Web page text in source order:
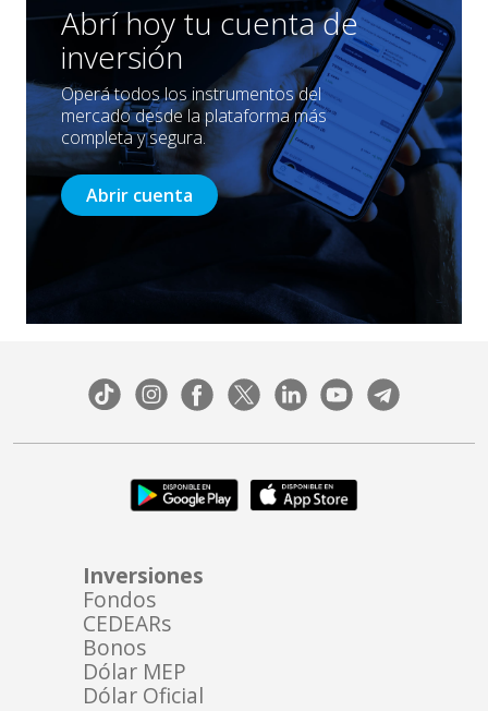
Abrí hoy tu cuenta de
inversión
Operá todos los instrumentos del
mercado desde la plataforma más
completa y segura.
Abrir cuenta
Inversiones
Fondos
CEDEARs
Bonos
Dólar MEP
Dólar Oficial